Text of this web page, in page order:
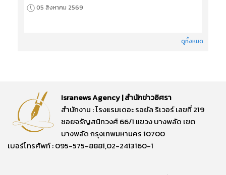
05 สิงหาคม 2569
ดูทั้งหมด
Isranews Agency | สำนักข่าวอิศรา
สำนักงาน : โรงแรมเดอะ รอยัล ริเวอร์ เลขที่ 219
ซอยจรัญสนิทวงศ์ 66/1 แขวง บางพลัด เขต
บางพลัด กรุงเทพมหานคร 10700
เบอร์โทรศัพท์ : 095-575-8881,02-2413160-1